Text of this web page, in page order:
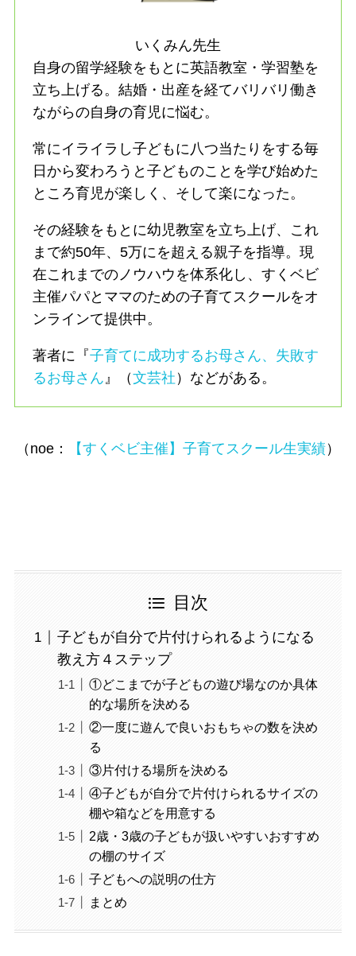
いくみん先生
自身の留学経験をもとに英語教室・学習塾を
立ち上げる。結婚・出産を経てバリバリ働き
ながらの自身の育児に悩む。
常にイライラし子どもに八つ当たりをする毎
日から変わろうと子どものことを学び始めた
ところ育児が楽しく、そして楽になった。
その経験をもとに幼児教室を立ち上げ、これ
まで約50年、5万にを超える親子を指導。現
在これまでのノウハウを体系化し、すくベビ
主催パパとママのための子育てスクールをオ
ンラインて提供中。
著者に『子育てに成功するお母さん、失敗す
るお母さん 』（文芸社 ）などがある。
（noe： 【すくベビ主催】子育てスクール生実績）
目次
子どもが自分で片付けられるようになる
教え方４ステップ
①どこまでが子どもの遊び場なのか具体
的な場所を決める
②一度に遊んで良いおもちゃの数を決め
る
③片付ける場所を決める
④子どもが自分で片付けられるサイズの
棚や箱などを用意する
2歳・3歳の子どもが扱いやすいおすすめ
の棚のサイズ
子どもへの説明の仕方
まとめ